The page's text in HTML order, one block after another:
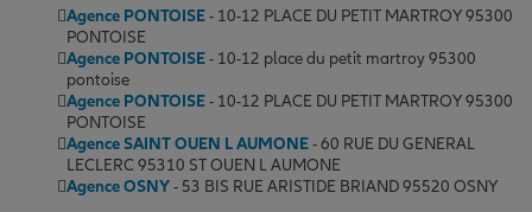
Agence PONTOISE- 10-12 PLACE DU PETIT MARTROY 95300
PONTOISE
Agence PONTOISE- 10-12 place du petit martroy 95300
pontoise
Agence PONTOISE- 10-12 PLACE DU PETIT MARTROY 95300
PONTOISE
Agence SAINT OUEN L AUMONE- 60 RUE DU GENERAL
LECLERC 95310 ST OUEN L AUMONE
Agence OSNY- 53 BIS RUE ARISTIDE BRIAND 95520 OSNY